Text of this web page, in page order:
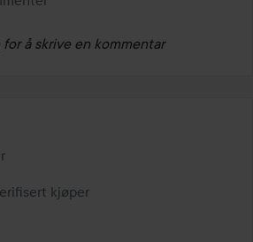
for å skrive en kommentar
opprettet 2 måneder
kjøper